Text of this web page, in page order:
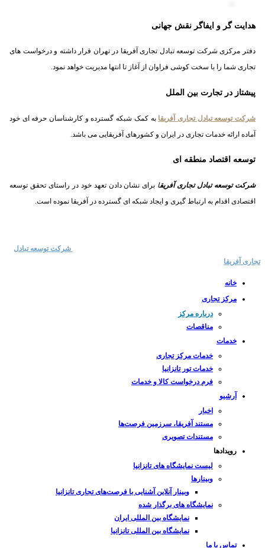
هدایت گر و ایفاگر نقش جهانی
دفتر مرکزی شرکت توسعه تبادل تجاری آفریقا در تهران قرار داشته و درخواست های
تجاری شما را با سخت کوشی فراوان از آغاز تا انتها مدیریت خواهد نمود.
پیشتاز در تجارت بین الملل
شرکت توسعه تبادل تجاری آفریقا به کمک شبکه گسترده و کارشناسان حرفه ای خود
آماده ارائه خدمات تجاری در ایران و کشورهای آفریقایی می باشد.
توسعه اقتصاد منطقه ای
شرکت توسعه تبادل تجاری آفریقا برای نشان دادن تعهد خود در راستای تحقق توسعه
اقتصادی اقدام به ارتباط گیری و ایجاد شبکه ای گسترده در آفریقا نموده است.
شرکت توسعه تبادل
تجاری آفریقا
خانه
مرکز تجاری
درباره مرکز
مناقصات
خدمات
خدمات مرکز تجاری
خدمات تور تانزانیا
فرم درخواست کالا و خدمات
آرشیو
اخبار
مستند آفریقا، سرزمین فرصت‌ها
مستندات تصویری
رویدادها
لیست نمایشگاه های تانزانیا
وبینارها
وبینار آنلاین آشنایی با فرصت‌های تجاری تانزانیا
نمایشگاه های برگذار شده
نمایشگاه بین المللی ایران
نمایشگاه بین المللی تانزانیا
تماس با ما